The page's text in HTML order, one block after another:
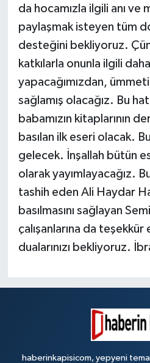
da hocamızla ilgili anı
paylaşmak isteyen tüm
desteğini bekliyoruz.
katkılarla onunla ilgili daha
yapacağımızdan,
sağlamış olacağız. Bu
babamızın kitaplarının
basılan ilk eseri olacak.
gelecek. İnşallah bütün
olarak yayımlayacağız.
tashih eden Ali Haydar
basılmasını sağlayan
çalışanlarına da
dualarınızı bekliyoruz.
haberinkapisicom, yepyeni